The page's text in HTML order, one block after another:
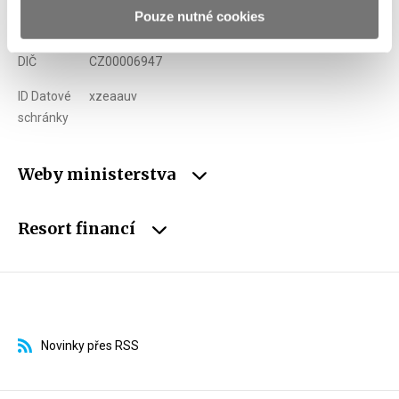
Pouze nutné cookies
DIČ CZ00006947
ID Datové
schránky
xzeaauv
Weby ministerstva
Resort financí
Novinky přes RSS